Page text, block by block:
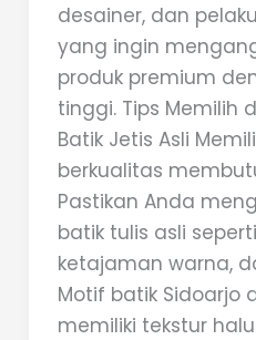
desainer, dan
yang ingin
produk premium
tinggi. Tips Memilih
Batik Jetis Asli
berkualitas
Pastikan Anda
batik tulis asli
ketajaman warna,
Motif batik Sidoarjo
memiliki tekstur